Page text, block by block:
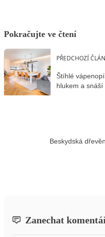
Pokračujte ve čtení
PŘEDCHOZÍ
Štíhlé
hlukem a
Beskydská
Zanechat